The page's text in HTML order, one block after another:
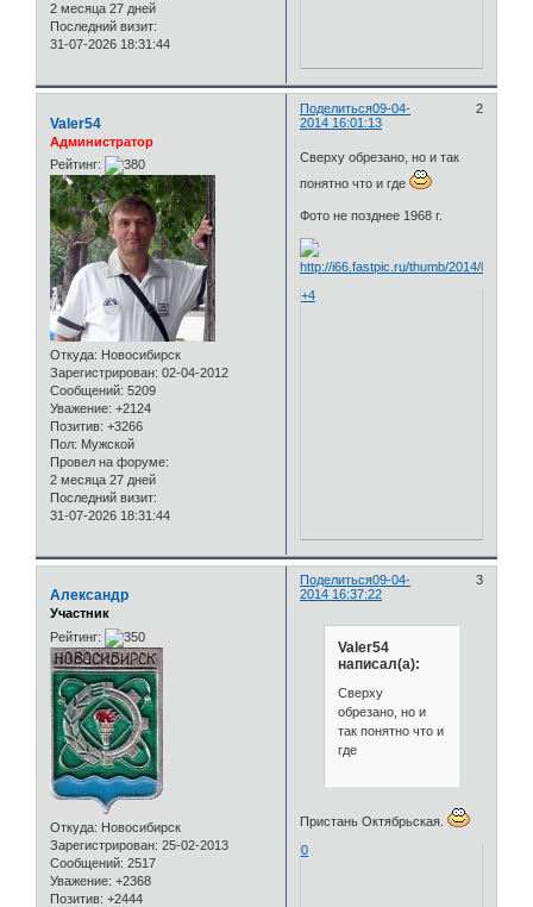
2 месяца 27 дней
Последний визит:
31-07-2026 18:31:44
Поделиться 2
09-04-
2014 16:01:13
Valer54
Администратор
Рейтинг:
Откуда: Новосибирск
Зарегистрирован: 02-04-2012
Сообщений: 5209
Уважение: +2124
Позитив: +3266
Пол: Мужской
Провел на форуме:
2 месяца 27 дней
Последний визит:
31-07-2026 18:31:44
Сверху обрезано, но и так
понятно что и где
Фото не позднее 1968 г.
+4
Поделиться 3
09-04-
2014 16:37:22
Александр
Участник
Рейтинг:
Откуда: Новосибирск
Зарегистрирован: 25-02-2013
Сообщений: 2517
Уважение: +2368
Позитив: +2444
Valer54
написал(а):
Сверху
обрезано, но и
так понятно что и
где
Пристань Октябрьская.
0